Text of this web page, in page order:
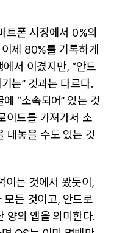
트폰 시장에서 0%의
제 80%를 기록하게
서 이겼지만, “안드
는” 것과는 다르다.
“소속되어” 있는 것
이드를 가져가서 소
내놓을 수도 있는 것
이는 것에서 봤듯이,
모든 것이고, 안드로
양의 앱을 의미한다.